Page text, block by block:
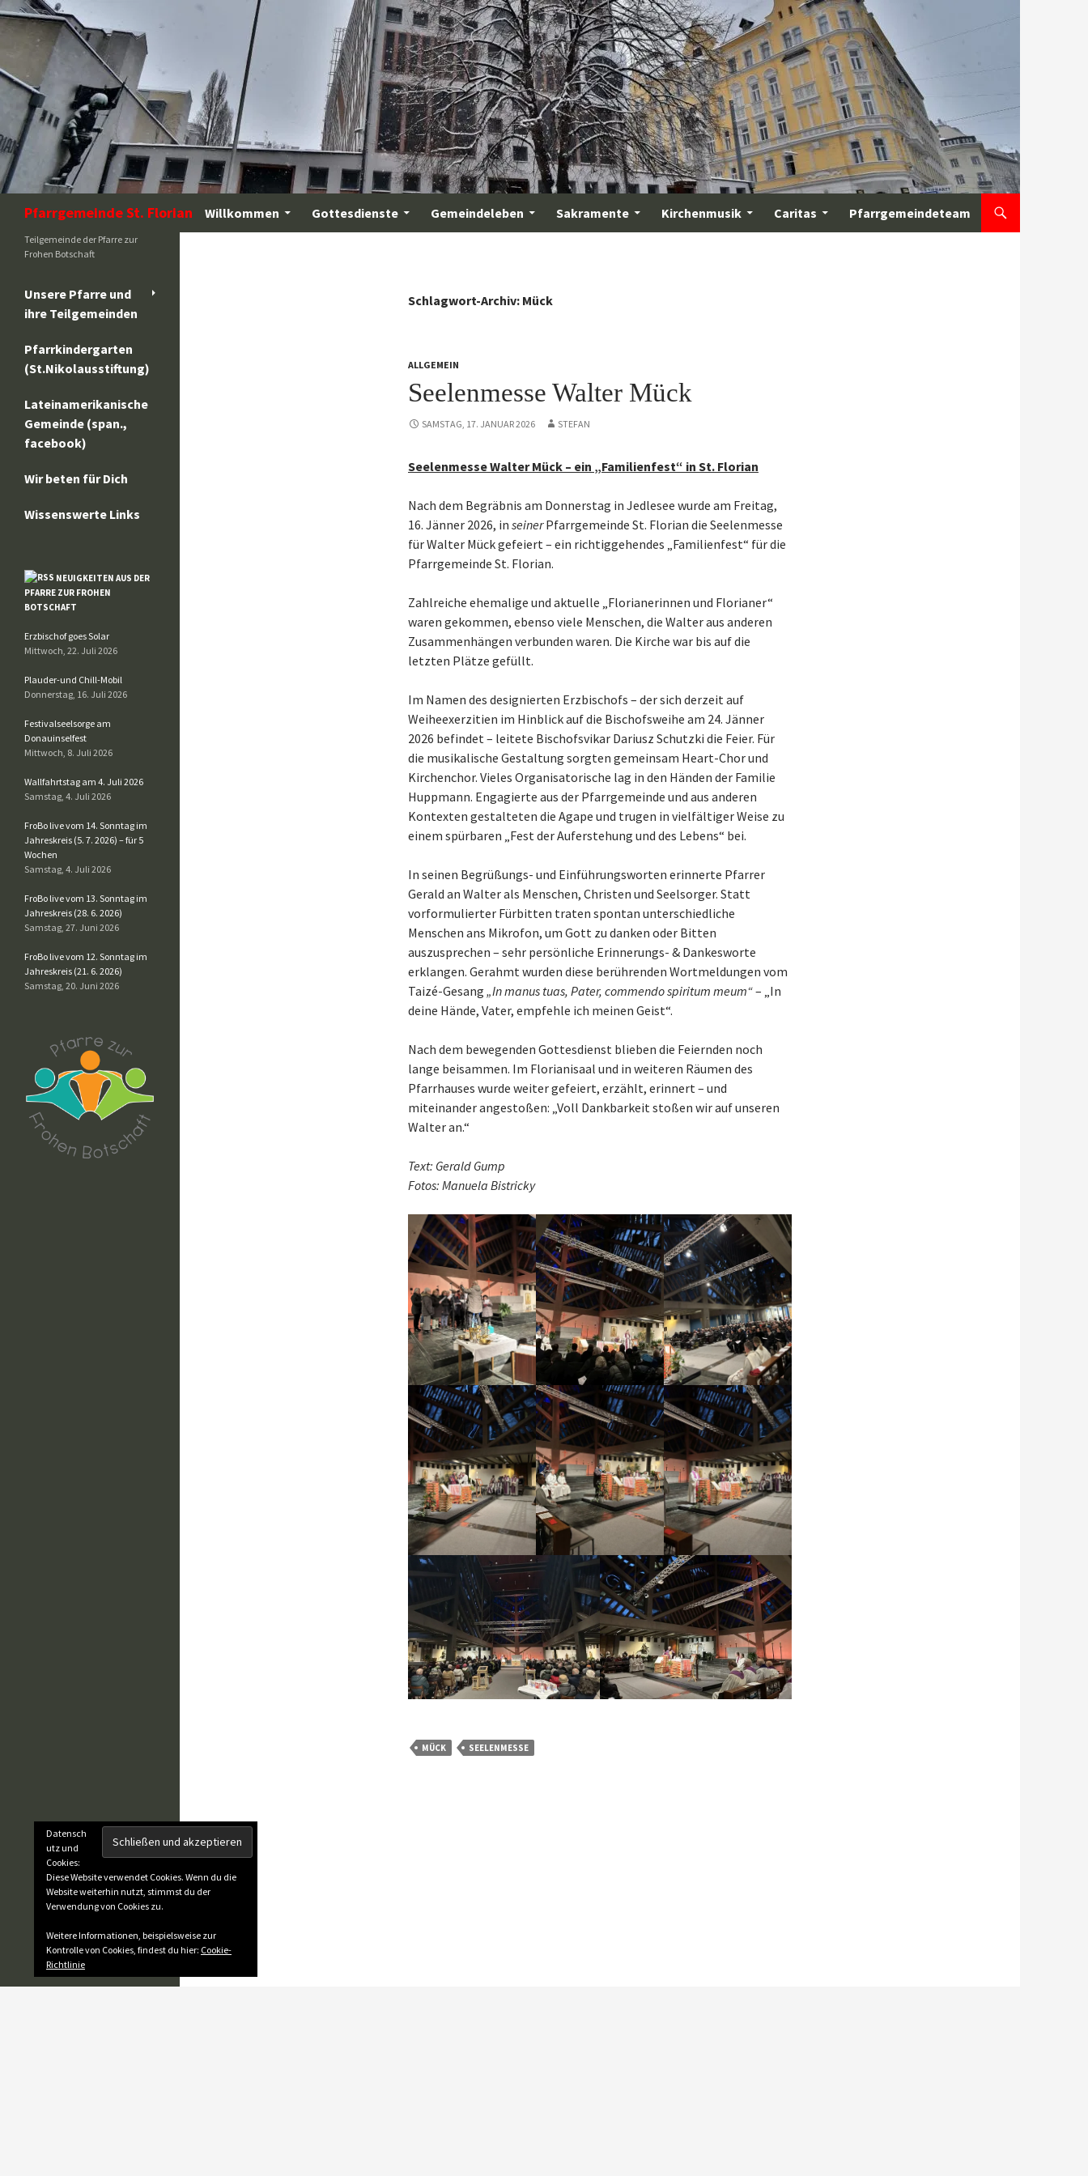
Zum
Inhalt
springen
Pfarrgemeinde St. Florian Willkommen Gottesdienste Gemeindeleben Sakramente Kirchenmusik Caritas Pfarrgemeindeteam
Schlagwort-Archiv: Mück
ALLGEMEIN
Seelenmesse Walter Mück
SAMSTAG, 17. JANUAR 2026 STEFAN
Seelenmesse Walter Mück – ein „Familienfest“ in St. Florian
Nach dem Begräbnis am Donnerstag in Jedlesee wurde am Freitag,
16. Jänner 2026, in seinerPfarrgemeinde St. Florian die Seelenmesse
für Walter Mück gefeiert – ein richtiggehendes „Familienfest“ für die
Pfarrgemeinde St. Florian.
Zahlreiche ehemalige und aktuelle „Florianerinnen und Florianer“
waren gekommen, ebenso viele Menschen, die Walter aus anderen
Zusammenhängen verbunden waren. Die Kirche war bis auf die
letzten Plätze gefüllt.
Im Namen des designierten Erzbischofs – der sich derzeit auf
Weiheexerzitien im Hinblick auf die Bischofsweihe am 24. Jänner
2026 befindet – leitete Bischofsvikar Dariusz Schutzki die Feier. Für
die musikalische Gestaltung sorgten gemeinsam Heart-Chor und
Kirchenchor. Vieles Organisatorische lag in den Händen der Familie
Huppmann. Engagierte aus der Pfarrgemeinde und aus anderen
Kontexten gestalteten die Agape und trugen in vielfältiger Weise zu
einem spürbaren „Fest der Auferstehung und des Lebens“ bei.
In seinen Begrüßungs- und Einführungsworten erinnerte Pfarrer
Gerald an Walter als Menschen, Christen und Seelsorger. Statt
vorformulierter Fürbitten traten spontan unterschiedliche
Menschen ans Mikrofon, um Gott zu danken oder Bitten
auszusprechen – sehr persönliche Erinnerungs- & Dankesworte
erklangen. Gerahmt wurden diese berührenden Wortmeldungen vom
Taizé-Gesang „In manus tuas, Pater, commendo spiritum meum“– „In
deine Hände, Vater, empfehle ich meinen Geist“.
Nach dem bewegenden Gottesdienst blieben die Feiernden noch
lange beisammen. Im Florianisaal und in weiteren Räumen des
Pfarrhauses wurde weiter gefeiert, erzählt, erinnert – und
miteinander angestoßen: „Voll Dankbarkeit stoßen wir auf unseren
Walter an.“
Text: Gerald Gump
Fotos: Manuela Bistricky
MÜCK SEELENMESSE
Teilgemeinde der Pfarre zur
Frohen Botschaft
Unsere Pfarre und
ihre Teilgemeinden
Pfarrkindergarten
(St.Nikolausstiftung)
Lateinamerikanische
Gemeinde (span.,
facebook)
Wir beten für Dich
Wissenswerte Links
NEUIGKEITEN AUS DER
PFARRE ZUR FROHEN
BOTSCHAFT
Erzbischof goes Solar
Mittwoch, 22. Juli 2026
Plauder-und Chill-Mobil
Donnerstag, 16. Juli 2026
Festivalseelsorge am
Donauinselfest
Mittwoch, 8. Juli 2026
Wallfahrtstag am 4. Juli 2026
Samstag, 4. Juli 2026
FroBo live vom 14. Sonntag im
Jahreskreis (5. 7. 2026) – für 5
Wochen
Samstag, 4. Juli 2026
FroBo live vom 13. Sonntag im
Jahreskreis (28. 6. 2026)
Samstag, 27. Juni 2026
FroBo live vom 12. Sonntag im
Jahreskreis (21. 6. 2026)
Samstag, 20. Juni 2026
Datensch
utz und
Cookies:
Diese Website verwendet Cookies. Wenn du die
Website weiterhin nutzt, stimmst du der
Verwendung von Cookies zu.
Weitere Informationen, beispielsweise zur
Kontrolle von Cookies, findest du hier: Cookie-
Richtlinie